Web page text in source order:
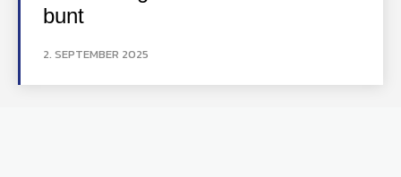
bunt
2. SEPTEMBER 2025